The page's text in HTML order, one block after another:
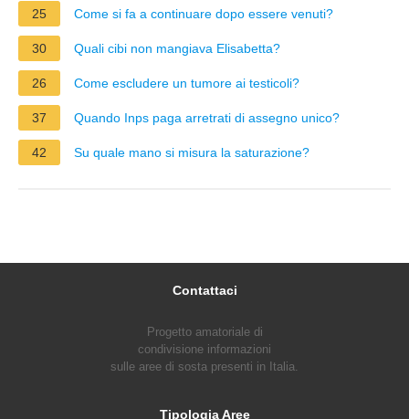
25
Come si fa a continuare dopo essere venuti?
30 Quali cibi non mangiava Elisabetta?
26 Come escludere un tumore ai testicoli?
37 Quando Inps paga arretrati di assegno unico?
42 Su quale mano si misura la saturazione?
Contattaci
Progetto amatoriale di
condivisione informazioni
sulle aree di sosta presenti in Italia.
Tipologia Aree